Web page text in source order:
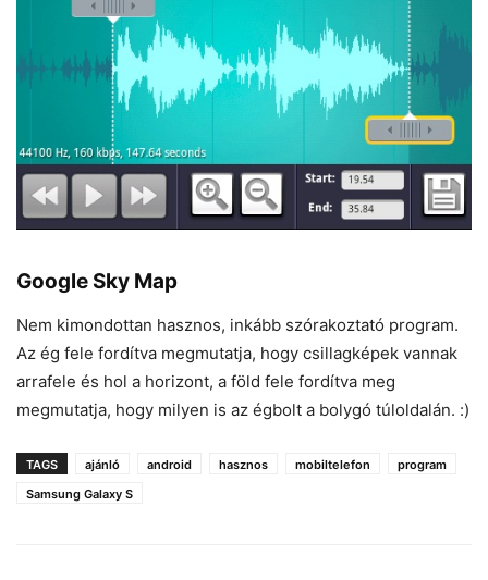
Google Sky Map
Nem kimondottan hasznos, inkább szórakoztató program.
Az ég fele fordítva megmutatja, hogy csillagképek vannak
arrafele és hol a horizont, a föld fele fordítva meg
megmutatja, hogy milyen is az égbolt a bolygó túloldalán. :)
TAGS ajánló android hasznos mobiltelefon
program
Samsung Galaxy S